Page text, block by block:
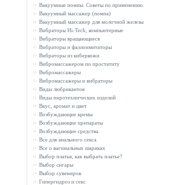
Вакуумные помпы. Советы по применению.
Вакуумный массажер (помпа)
Вакуумный массажер для молочной железы
Вибраторы Hi-Tech, компьютерные
Вибраторы вращающиеся
Вибраторы и фаллоимитаторы
Вибраторы из киберкожи
Вибромассажером по простатиту
Вибромассажеры
Вибромассажеры и вибраторы
Виды любрикантов
Виды пиротехнических изделий
Вкус, аромат и цвет
Возбуждающие кремы
Возбуждающие препараты
Возбуждающие средства
Все для анального секса
Все о вагинальных шариках
Выбор платья, как выбрать платье?
Выбор сигары
Выбор сувениров
Гипергидроз и секс